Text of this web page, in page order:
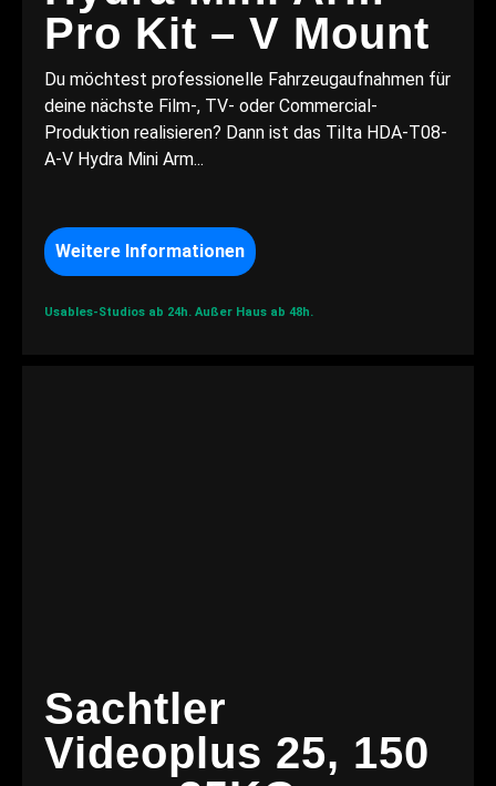
Pro Kit – V Mount
Du möchtest professionelle Fahrzeugaufnahmen für
deine nächste Film-, TV- oder Commercial-
Produktion realisieren? Dann ist das Tilta HDA-T08-
A-V Hydra Mini Arm...
Weitere Informationen
Usables-Studios ab 24h. Außer Haus ab 48h.
Sachtler
Videoplus 25, 150